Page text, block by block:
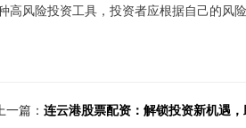
高风险投资工具，投资者应根据自己的风
一篇： 连云港股票配资：解锁投资新机遇